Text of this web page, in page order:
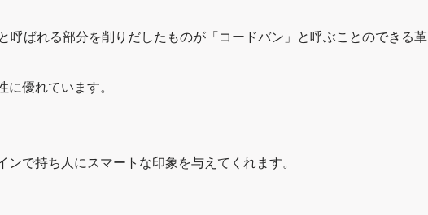
呼ばれる部分を削りだしたものが「コードバン」と呼ぶことのできる革
優れています。
で持ち人にスマートな印象を与えてくれます。